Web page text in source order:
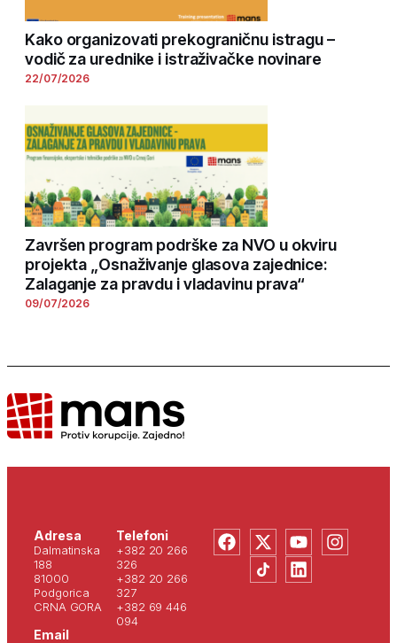
Kako organizovati prekograničnu istragu –
vodič za urednike i istraživačke novinare
22/07/2026
Završen program podrške za NVO u okviru
projekta „Osnaživanje glasova zajednice:
Zalaganje za pravdu i vladavinu prava“
09/07/2026
Adresa
Dalmatinska
188
81000
Podgorica
CRNA GORA
Email
Telefoni
+382 20 266
326
+382 20 266
327
+382 69 446
094